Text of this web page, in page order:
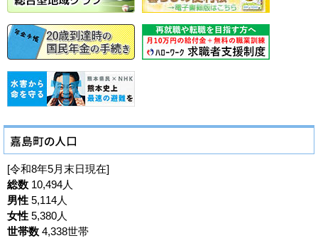
[令和8年5月末日現在]
総数 10,494人
男性 5,114人
女性 5,380人
世帯数 4,338世帯